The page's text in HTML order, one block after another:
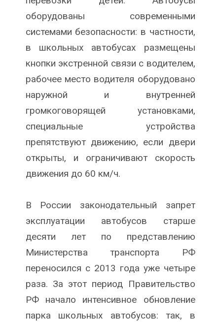
оборудованы современными
системами безопасности: в частности,
в школьных автобусах размещены
кнопки экстренной связи с водителем,
рабочее место водителя оборудовано
наружной и внутренней
громкоговорящей установками,
специальные устройства
препятствуют движению, если двери
открыты, и ограничивают скорость
движения до 60 км/ч.
В России законодательный запрет
эксплуатации автобусов старше
десяти лет по представлению
Министерства транспорта РФ
переносился с 2013 года уже четыре
раза. За этот период Правительство
РФ начало интенсивное обновление
парка школьных автобусов: так, в